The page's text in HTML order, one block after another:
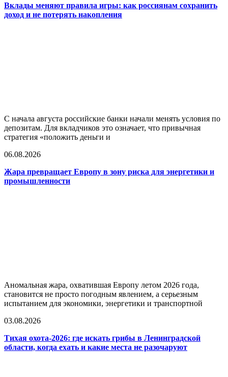
Вклады меняют правила игры: как россиянам сохранить
доход и не потерять накопления
С начала августа российские банки начали менять условия по
депозитам. Для вкладчиков это означает, что привычная
стратегия «положить деньги и
06.08.2026
Жара превращает Европу в зону риска для энергетики и
промышленности
Аномальная жара, охватившая Европу летом 2026 года,
становится не просто погодным явлением, а серьезным
испытанием для экономики, энергетики и транспортной
03.08.2026
Тихая охота-2026: где искать грибы в Ленинградской
области, когда ехать и какие места не разочаруют